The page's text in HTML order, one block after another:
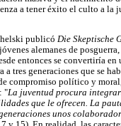
a tener éxito el culto a la
publicó Die Skeptische
alemanes de
entonces se convertiría
a tres generaciones que se
compromiso político y
"La juventud procura
que le ofrecen. La
unos